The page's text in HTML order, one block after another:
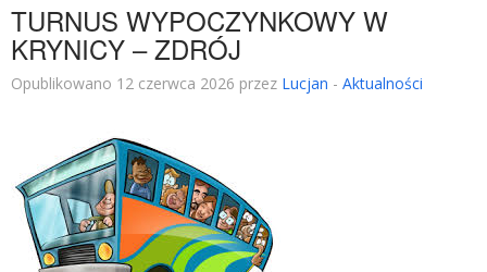
TURNUS WYPOCZYNKOWY W
KRYNICY – ZDRÓJ
Opublikowano 12 czerwca 2026 przez Lucjan - Aktualności